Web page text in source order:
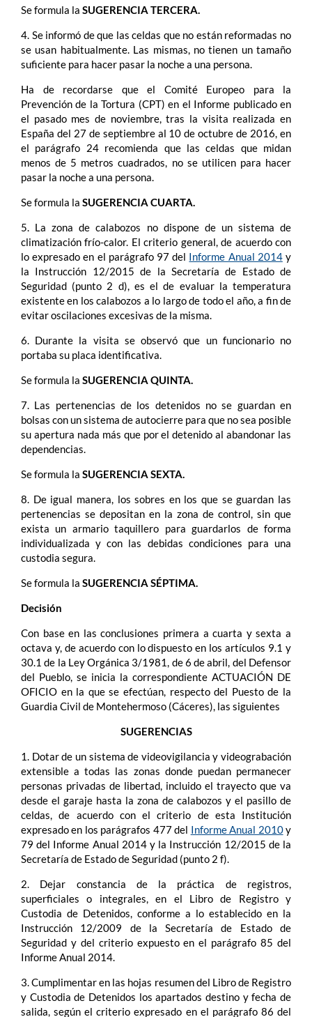
Se formula la SUGERENCIA TERCERA.
4. Se informó de que las celdas que no están reformadas no
se usan habitualmente. Las mismas, no tienen un tamaño
suficiente para hacer pasar la noche a una persona.
Ha de recordarse que el Comité Europeo para la
Prevención de la Tortura (CPT) en el Informe publicado en
el pasado mes de noviembre, tras la visita realizada en
España del 27 de septiembre al 10 de octubre de 2016, en
el parágrafo 24 recomienda que las celdas que midan
menos de 5 metros cuadrados, no se utilicen para hacer
pasar la noche a una persona.
Se formula la SUGERENCIA CUARTA.
5. La zona de calabozos no dispone de un sistema de
climatización frío-calor. El criterio general, de acuerdo con
lo expresado en el parágrafo 97 del Informe Anual 2014y
la Instrucción 12/2015 de la Secretaría de Estado de
Seguridad (punto 2 d), es el de evaluar la temperatura
existente en los calabozos a lo largo de todo el año, a fin de
evitar oscilaciones excesivas de la misma.
6. Durante la visita se observó que un funcionario no
portaba su placa identificativa.
Se formula la SUGERENCIA QUINTA.
7. Las pertenencias de los detenidos no se guardan en
bolsas con un sistema de autocierre para que no sea posible
su apertura nada más que por el detenido al abandonar las
dependencias.
Se formula la SUGERENCIA SEXTA.
8. De igual manera, los sobres en los que se guardan las
pertenencias se depositan en la zona de control, sin que
exista un armario taquillero para guardarlos de forma
individualizada y con las debidas condiciones para una
custodia segura.
Se formula la SUGERENCIA SÉPTIMA.
Decisión
Con base en las conclusiones primera a cuarta y sexta a
octava y, de acuerdo con lo dispuesto en los artículos 9.1 y
30.1 de la Ley Orgánica 3/1981, de 6 de abril, del Defensor
del Pueblo, se inicia la correspondiente ACTUACIÓN DE
OFICIO en la que se efectúan, respecto del Puesto de la
Guardia Civil de Montehermoso (Cáceres), las siguientes
SUGERENCIAS
1. Dotar de un sistema de videovigilancia y videograbación
extensible a todas las zonas donde puedan permanecer
personas privadas de libertad, incluido el trayecto que va
desde el garaje hasta la zona de calabozos y el pasillo de
celdas, de acuerdo con el criterio de esta Institución
expresado en los parágrafos 477 del Informe Anual 2010y
79 del Informe Anual 2014 y la Instrucción 12/2015 de la
Secretaría de Estado de Seguridad (punto 2 f).
2. Dejar constancia de la práctica de registros,
superficiales o integrales, en el Libro de Registro y
Custodia de Detenidos, conforme a lo establecido en la
Instrucción 12/2009 de la Secretaría de Estado de
Seguridad y del criterio expuesto en el parágrafo 85 del
Informe Anual 2014.
3. Cumplimentar en las hojas resumen del Libro de Registro
y Custodia de Detenidos los apartados destino y fecha de
salida, según el criterio expresado en el parágrafo 86 del